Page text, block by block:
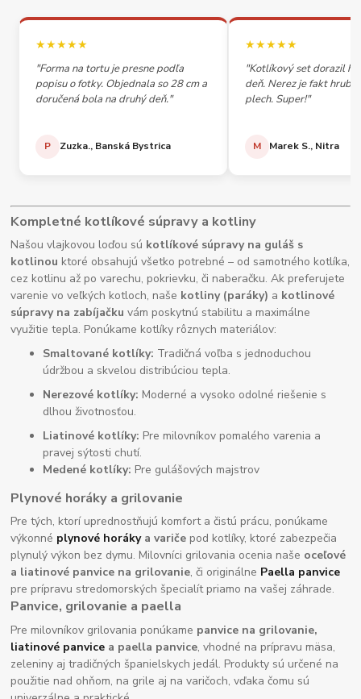
★★★★★
"Forma na tortu je presne podľa
popisu o fotky. Objednala so 28 cm a
doručená bola na druhý deň."
P Zuzka., Banská Bystrica
★★★★★
"Kotlíkový set dorazil
deň. Nerez je fakt
plech. Super!"
M Marek S., Nitra
Kompletné kotlíkové súpravy a kotliny
Našou vlajkovou loďou sú kotlíkové súpravy na guláš s
kotlinou ktoré obsahujú všetko potrebné – od samotného kotlíka,
cez kotlinu až po varechu, pokrievku, či naberačku. Ak preferujete
varenie vo veľkých kotloch, naše kotliny (paráky) a kotlinové
súpravy na zabíjačku vám poskytnú stabilitu a maximálne
využitie tepla. Ponúkame kotlíky rôznych materiálov:
Smaltované kotlíky: Tradičná voľba s jednoduchou
údržbou a skvelou distribúciou tepla.
Nerezové kotlíky: Moderné a vysoko odolné riešenie s
dlhou životnosťou.
Liatinové kotlíky: Pre milovníkov pomalého varenia a
pravej sýtosti chutí.
Medené kotlíky: Pre gulášových majstrov
Plynové horáky a grilovanie
Pre tých, ktorí uprednostňujú komfort a čistú prácu, ponúkame
výkonné plynové horákya variče pod kotlíky, ktoré zabezpečia
plynulý výkon bez dymu. Milovníci grilovania ocenia naše oceľové
a liatinové panvice na grilovanie, či originálne Paella panvice
pre prípravu stredomorských špecialít priamo na vašej záhrade.
Panvice, grilovanie a paella
Pre milovníkov grilovania ponúkame panvice na grilovanie,
liatinové panvice a paella panvice, vhodné na prípravu mäsa,
zeleniny aj tradičných španielskych jedál. Produkty sú určené na
použitie nad ohňom, na grile aj na varičoch, vďaka čomu sú